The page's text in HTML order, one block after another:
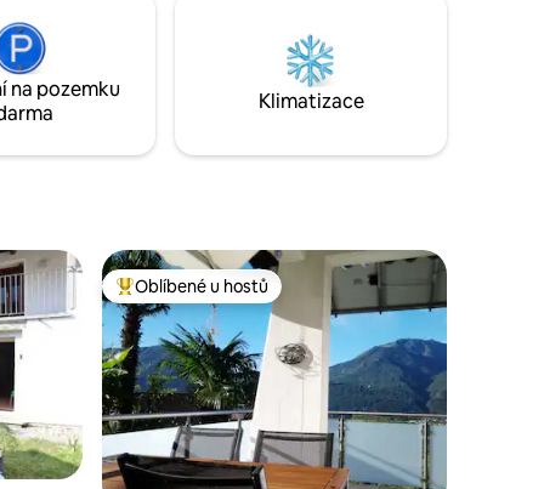
oblasti a za poplatek. Vlakové nádraží
Minusio je 300 metrů od ubytování.
na pozemku
Klimatizace
Nejlepší v kategorii Oblíbené u hostů
Oblíbené u hostů